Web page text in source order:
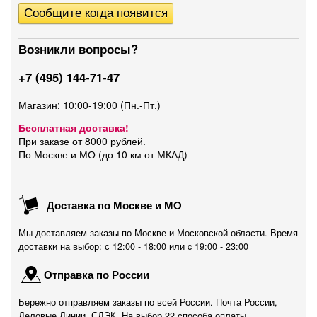
Возникли вопросы?
+7 (495) 144-71-47
Магазин: 10:00-19:00 (Пн.-Пт.)
Бесплатная доставка!
При заказе от 8000 рублей.
По Москве и МО (до 10 км от МКАД)
Доставка по Москве и МО
Мы доставляем заказы по Москве и Московской области. Время
доставки на выбор: с 12:00 - 18:00 или c 19:00 - 23:00
Отправка по России
Бережно отправляем заказы по всей России. Почта России,